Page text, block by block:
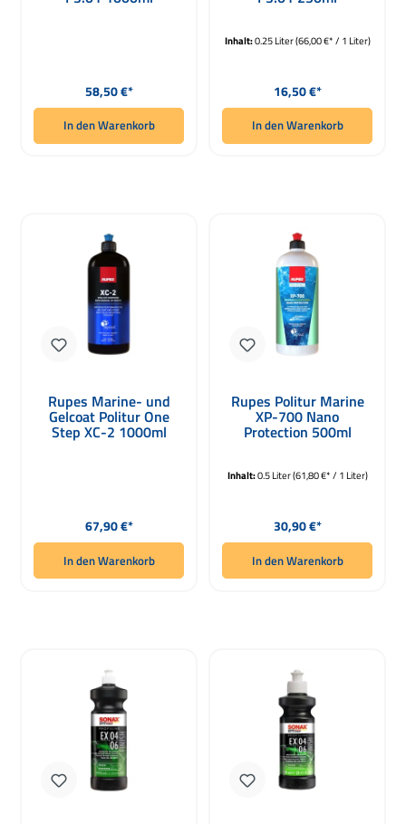
Regulärer Preis:
58,50 €*
In den Warenkorb
Inhalt:0.25 Liter(66,00 €* / 1 Liter)
Regulärer Preis:
16,50 €*
In den Warenkorb
Rupes Marine- und
Gelcoat Politur One
Step XC-2 1000ml
Regulärer Preis:
67,90 €*
In den Warenkorb
Rupes Politur Marine
XP-700 Nano
Protection 500ml
Inhalt:0.5 Liter(61,80 €* / 1 Liter)
Regulärer Preis:
30,90 €*
In den Warenkorb